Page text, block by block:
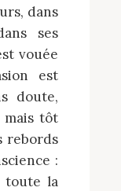
dans
ses
vouée
est
doute,
mais tôt
rebords
:
toute la